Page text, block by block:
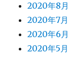
2020年8月
2020年7月
2020年6月
2020年5月